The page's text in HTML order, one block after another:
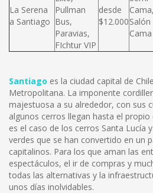
La Serena
a Santiago
Pullman
Bus,
Paravias,
FIchtur VIP
desde
$12.000
Cama,
Salón
Cama
Santiago es la ciudad capital de
Metropolitana. La imponente
majestuosa a su alrededor, con sus
algunos cerros llegan hasta el propio
es el caso de los cerros Santa Lucía
verdes que se han convertido en un
capitalinos. Para los que aman las
espectáculos, el ir de compras y
todas las alternativas y la
unos días inolvidables.